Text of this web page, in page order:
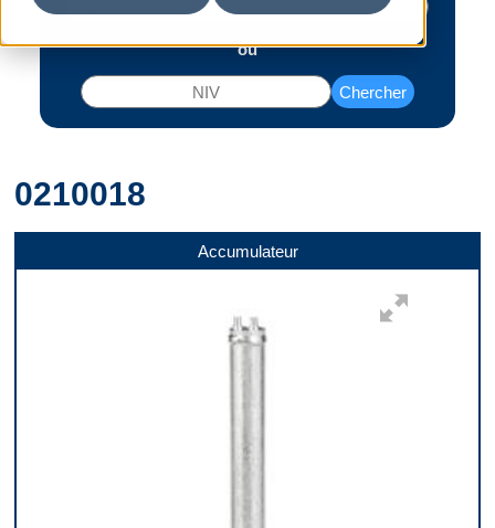
ou
Chercher
0210018
Accumulateur